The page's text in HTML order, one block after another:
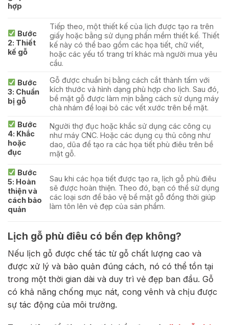
hợp
Bước
2: Thiết
kế gỗ
Tiếp theo, một thiết kế của lịch được tạo ra trên
giấy hoặc bằng sử dụng phần mềm thiết kế. Thiết
kế này có thể bao gồm các họa tiết, chữ viết,
hoặc các yếu tố trang trí khác mà người mua yêu
cầu.
Bước
3: Chuẩn
bị gỗ
Gỗ được chuẩn bị bằng cách cắt thành tấm với
kích thước và hình dạng phù hợp cho lịch. Sau đó,
bề mặt gỗ được làm mịn bằng cách sử dụng máy
chà nhám để loại bỏ các vết xước trên bề mặt.
Bước
4: Khắc
hoặc
đục
Người thợ đục hoặc khắc sử dụng các công cụ
như máy CNC. Hoặc các dụng cụ thủ công như
dao, dũa để tạo ra các họa tiết phù điêu trên bề
mặt gỗ.
Bước
5: Hoàn
thiện và
cách bảo
quản
Sau khi các họa tiết được tạo ra, lịch gỗ phù điêu
sẽ được hoàn thiện. Theo đó, bạn có thể sử dụng
các loại sơn để bảo vệ bề mặt gỗ đồng thời giúp
làm tôn lên vẻ đẹp của sản phẩm.
Lịch gỗ phù điêu có bền đẹp không?
Nếu lịch gỗ được chế tác từ gỗ chất lượng cao và
được xử lý và bảo quản đúng cách, nó có thể tồn tại
trong một thời gian dài và duy trì vẻ đẹp ban đầu. Gỗ
có khả năng chống mục nát, cong vênh và chịu được
sự tác động của môi trường.